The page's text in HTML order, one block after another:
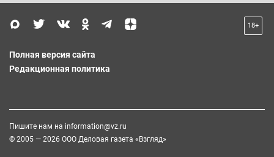
18+
Полная версия сайта
Редакционная политика
Пишите нам на information@vz.ru
© 2005 — 2026 ООО Деловая газета «Взгляд»